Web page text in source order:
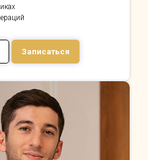
Записаться